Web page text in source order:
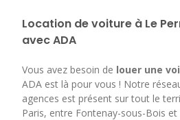
Location de voiture à Le
avec ADA
Vous avez besoin de louer une
ADA est là pour vous ! Notre
agences est présent sur tout le
Paris, entre Fontenay-sous-Bois